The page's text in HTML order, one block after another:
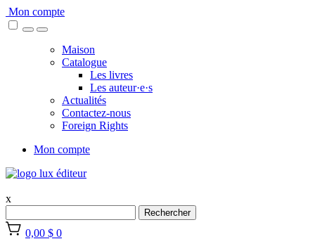
Skip
to
Mon compte
Maison
Catalogue
Les livres
Les auteur·e·s
Actualités
Contactez-nous
Foreign Rights
Mon compte
x
Rechercher
0,00 $ 0